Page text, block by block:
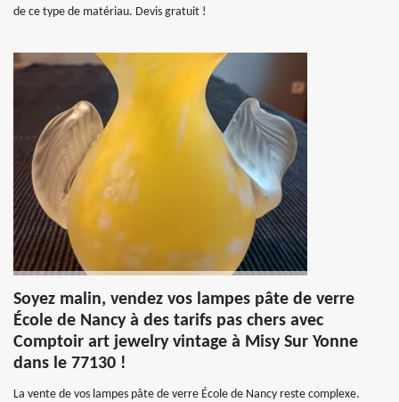
de ce type de matériau. Devis gratuit !
Soyez malin, vendez vos lampes pâte de verre
École de Nancy à des tarifs pas chers avec
Comptoir art jewelry vintage à Misy Sur Yonne
dans le 77130 !
La vente de vos lampes pâte de verre École de Nancy reste complexe.